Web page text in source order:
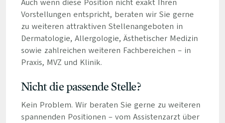
Auch wenn diese Position nicht exakt Ihren
Vorstellungen entspricht, beraten wir Sie gerne
zu weiteren attraktiven Stellenangeboten in
Dermatologie, Allergologie, Ästhetischer Medizin
sowie zahlreichen weiteren Fachbereichen – in
Praxis, MVZ und Klinik.
Nicht die passende Stelle?
Kein Problem. Wir beraten Sie gerne zu weiteren
spannenden Positionen – vom Assistenzarzt über